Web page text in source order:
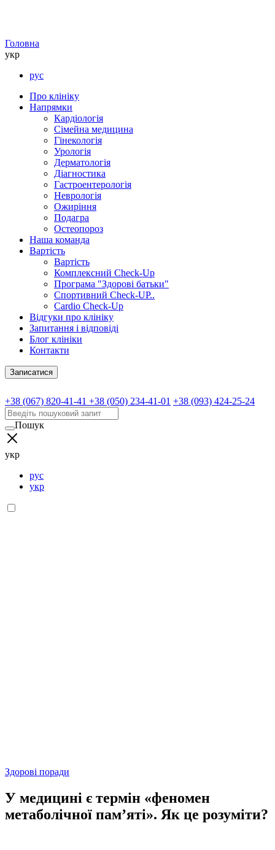
Головна
укр
рус
Про клініку
Напрямки
Кардіологія
Сімейна медицина
Гінекологія
Урологія
Дерматологія
Діагностика
Гастроентерологія
Неврологія
Ожиріння
Подагра
Остеопороз
Наша команда
Вартість
Вартість
Комплексний Check-Up
Програма "Здорові батьки"
Спортивний Check-UP..
Cardio Check-Up
Відгуки про клініку
Запитання і відповіді
Блог клініки
Контакти
Записатися
+38 (067) 820-41-41 +38 (050) 234-41-01 +38 (093) 424-25-24
Пошук
укр
рус
укр
Здорові поради
У медицині є термін «феномен
метаболічної пам’яті». Як це розуміти?